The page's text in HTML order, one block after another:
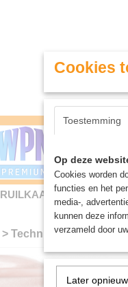
RUILKAARTEN
> Technical: Marian
Cookies
Toestemming
Op deze
Cookies worden
functies en het
media-,
kunnen deze
verzameld door
Later